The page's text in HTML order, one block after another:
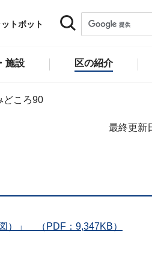
トボット
施設 区の紹介
どころ90
最終更新
）」 （PDF：9,347KB）